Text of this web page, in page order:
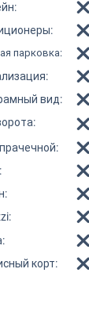
:
:
парковка:
:
вид:
:
:
:
:
:
корт: